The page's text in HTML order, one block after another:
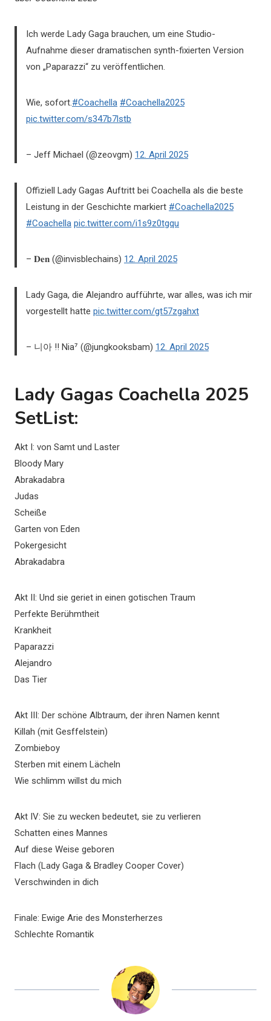
Ich werde Lady Gaga brauchen, um eine Studio-
Aufnahme dieser dramatischen synth-fixierten Version
von „Paparazzi“ zu veröffentlichen.
Wie, sofort.#Coachella #Coachella2025
pic.twitter.com/s347b7lstb
– Jeff Michael (@zeovgm) 12. April 2025
Offiziell Lady Gagas Auftritt bei Coachella als die beste
Leistung in der Geschichte markiert #Coachella2025
#Coachella pic.twitter.com/i1s9z0tgqu
– 𝐃𝐞𝐧 (@invisblechains) 12. April 2025
Lady Gaga, die Alejandro aufführte, war alles, was ich mir
vorgestellt hatte pic.twitter.com/gt57zgahxt
– 니아 !! Nia⁷ (@jungkooksbam) 12. April 2025
Lady Gagas Coachella 2025
SetList:
Akt I: von Samt und Laster
Bloody Mary
Abrakadabra
Judas
Scheiße
Garten von Eden
Pokergesicht
Abrakadabra
Akt II: Und sie geriet in einen gotischen Traum
Perfekte Berühmtheit
Krankheit
Paparazzi
Alejandro
Das Tier
Akt III: Der schöne Albtraum, der ihren Namen kennt
Killah (mit Gesffelstein)
Zombieboy
Sterben mit einem Lächeln
Wie schlimm willst du mich
Akt IV: Sie zu wecken bedeutet, sie zu verlieren
Schatten eines Mannes
Auf diese Weise geboren
Flach (Lady Gaga & Bradley Cooper Cover)
Verschwinden in dich
Finale: Ewige Arie des Monsterherzes
Schlechte Romantik